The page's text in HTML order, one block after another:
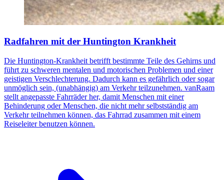
Radfahren mit der Huntington Krankheit
Die Huntington-Krankheit betrifft bestimmte Teile des Gehirns und
führt zu schweren mentalen und motorischen Problemen und einer
geistigen Verschlechterung. Dadurch kann es gefährlich oder sogar
unmöglich sein, (unabhängig) am Verkehr teilzunehmen. vanRaam
stellt angepasste Fahrräder her, damit Menschen mit einer
Behinderung oder Menschen, die nicht mehr selbstständig am
Verkehr teilnehmen können, das Fahrrad zusammen mit einem
Reiseleiter benutzen können.